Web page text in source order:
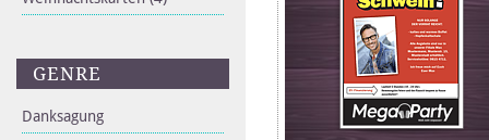
GENRE
Danksagung